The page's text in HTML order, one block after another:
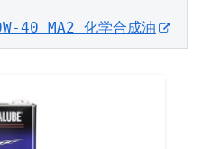
40 MA2 化学合成油